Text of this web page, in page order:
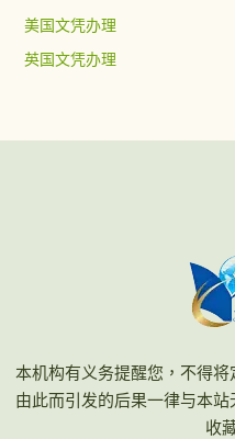
美国文凭办理
英国文凭办理
本机构有义务提醒您，不得
由此而引发的后果一律与本
收